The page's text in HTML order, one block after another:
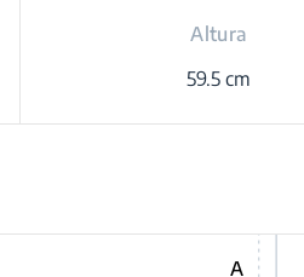
Altura
59.5 cm
A